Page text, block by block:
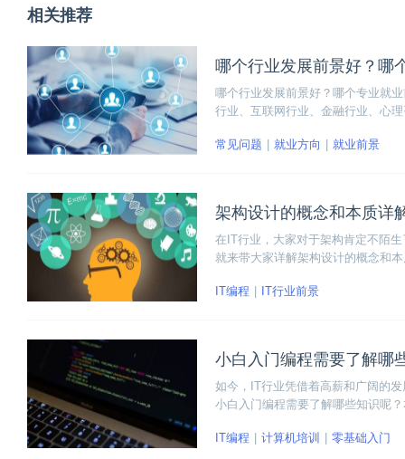
相关推荐
哪个行业发展前景好？哪
哪个行业发展前景好？哪个专业就
行业、互联网行业、金融行业、心
常见问题
就业方向 就业前景
架构设计的概念和本质详
在IT行业，大家对于架构肯定不陌
就来带大家详解架构设计的概念和
IT编程
IT行业前景
小白入门编程需要了解哪
如今，IT行业凭借着高薪和广阔的
小白入门编程需要了解哪些知识呢
IT编程
计算机培训 零基础入门